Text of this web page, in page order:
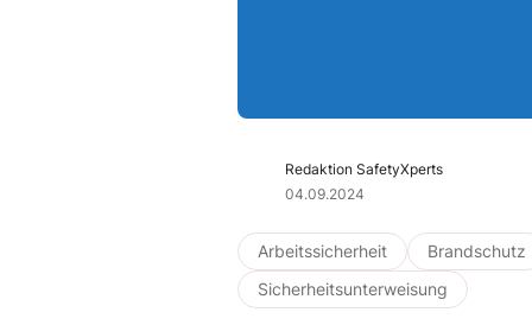
Redaktion SafetyXperts
04.09.2024
Arbeitssicherheit Brandschutz
Sicherheitsunterweisung